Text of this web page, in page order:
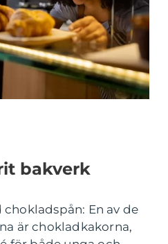
bakverk
En av de
är chokladkakorna,